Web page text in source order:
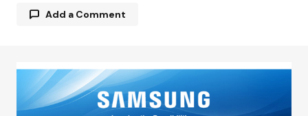
Add a Comment
Tu dirección de correo electrónico no será
publicada.Los campos obligatorios están
marcados con*